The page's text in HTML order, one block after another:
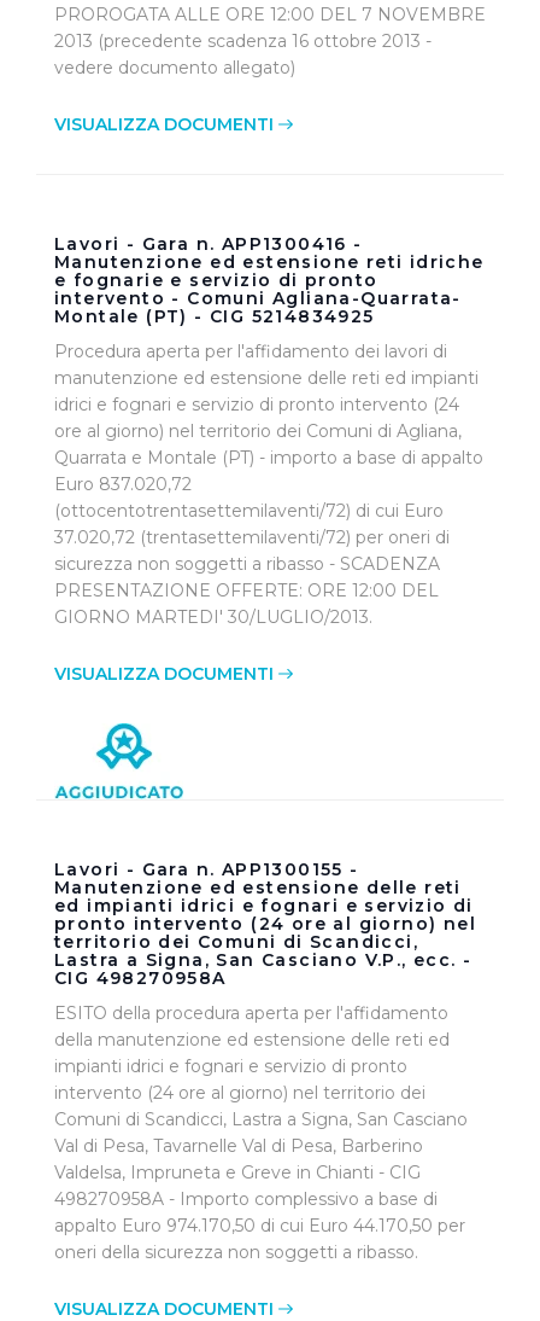
informazioni ricevute con altre informazioni che l’Utente
ha fornito loro o che hanno raccolto dal suo utilizzo dei
loro servizi.
Cliccando su "Accetta tutti", l'Utente accetta di
Cliccando su "Personalizza" l’Utente può gestire
direttamente le proprie preferenze selezionando i
singoli cookie desiderati e le terze parti destinatarie
della condivisione di informazioni sopra indicata.
Cliccando su "Rifiuta" o sulla "X" posizionata in alto a
destra in questo banner l’Utente rifiuta tutti i cookie con
la sola eccezione dei cookie tecnici. La chiusura del
presente banner comporta il permanere delle
impostazioni di default e dunque la continuazione della
navigazione in assenza di cookie o altri sistemi di
tracciamento ad esclusione di quelli tecnici
indispensabili per una corretta visualizzazione della
pagina.
PROROGATA ALLE ORE 12:00 DEL 7 NOVEMBRE
2013 (precedente scadenza 16 ottobre 2013 -
vedere documento allegato)
VISUALIZZA DOCUMENTI
Lavori - Gara n. APP1300416 -
Manutenzione ed estensione reti idriche
e fognarie e servizio di pronto
intervento - Comuni Agliana-Quarrata-
Montale (PT) - CIG 5214834925
Procedura aperta per l'affidamento dei lavori di
manutenzione ed estensione delle reti ed impianti
idrici e fognari e servizio di pronto intervento (24
ore al giorno) nel territorio dei Comuni di Agliana,
Quarrata e Montale (PT) - importo a base di appalto
Euro 837.020,72
(ottocentotrentasettemilaventi/72) di cui Euro
37.020,72 (trentasettemilaventi/72) per oneri di
sicurezza non soggetti a ribasso - SCADENZA
PRESENTAZIONE OFFERTE: ORE 12:00 DEL
GIORNO MARTEDI' 30/LUGLIO/2013.
VISUALIZZA DOCUMENTI
Lavori - Gara n. APP1300155 -
Manutenzione ed estensione delle reti
ed impianti idrici e fognari e servizio di
pronto intervento (24 ore al giorno) nel
territorio dei Comuni di Scandicci,
Lastra a Signa, San Casciano V.P., ecc. -
CIG 498270958A
ESITO della procedura aperta per l'affidamento
della manutenzione ed estensione delle reti ed
impianti idrici e fognari e servizio di pronto
intervento (24 ore al giorno) nel territorio dei
Comuni di Scandicci, Lastra a Signa, San Casciano
Val di Pesa, Tavarnelle Val di Pesa, Barberino
Valdelsa, Impruneta e Greve in Chianti - CIG
498270958A - Importo complessivo a base di
appalto Euro 974.170,50 di cui Euro 44.170,50 per
oneri della sicurezza non soggetti a ribasso.
VISUALIZZA DOCUMENTI